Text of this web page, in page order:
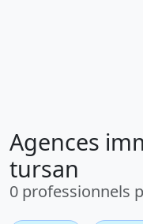
Agences
tursan
0 professionnels